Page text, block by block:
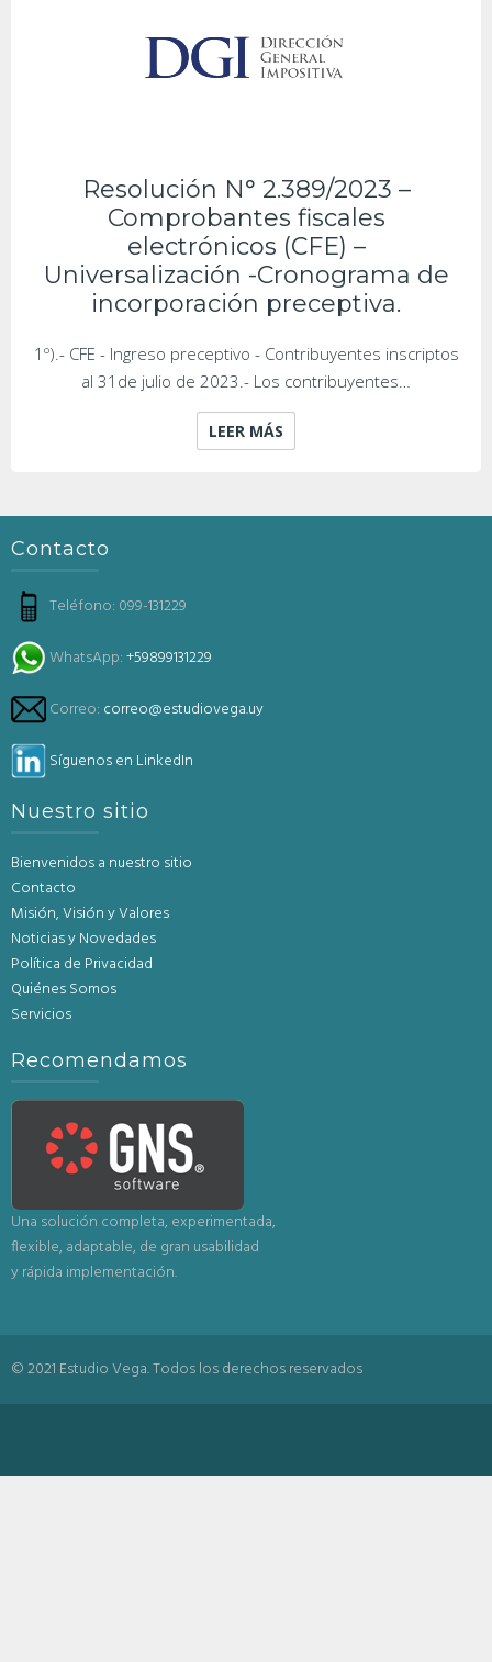
Resolución N° 2.389/2023 –
Comprobantes fiscales
electrónicos (CFE) –
Universalización -Cronograma de
incorporación preceptiva.
1º).- CFE - Ingreso preceptivo - Contribuyentes inscriptos
al 31de julio de 2023.- Los contribuyentes…
LEER MÁS
Contacto
Teléfono: 099-131229
WhatsApp:+59899131229
Correo: correo@estudiovega.uy
Síguenos en LinkedIn
Nuestro sitio
Bienvenidos a nuestro sitio
Contacto
Misión, Visión y Valores
Noticias y Novedades
Política de Privacidad
Quiénes Somos
Servicios
Recomendamos
Una solución completa, experimentada,
flexible, adaptable, de gran usabilidad
y rápida implementación.
© 2021 Estudio Vega. Todos los derechos reservados